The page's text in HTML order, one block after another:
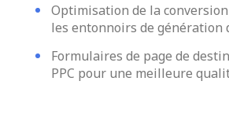
Optimisation de la
les entonnoirs de génération
Formulaires de page de
PPC pour une meilleure